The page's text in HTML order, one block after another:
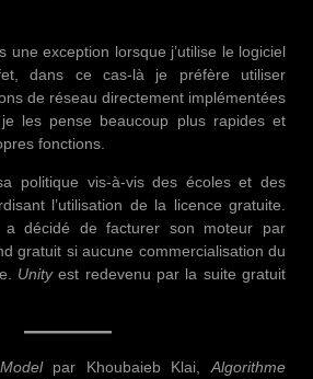
une exception lorsque j’utilise le logiciel
dans ce cas-là je préfère utiliser
de réseau directement implémentées
les pense beaucoup plus rapides et
fonctions.
politique vis-à-vis des écoles et des
l’utilisation de la licence gratuite.
décidé de facturer son moteur par
gratuit si aucune commercialisation du
Unityest redevenu par la suite gratuit
par Khoubaieb Klai,Algorithme